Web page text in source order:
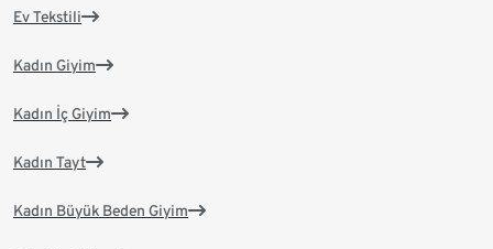
Ev Tekstili
Kadın Giyim
Kadın İç Giyim
Kadın Tayt
Kadın Büyük Beden Giyim